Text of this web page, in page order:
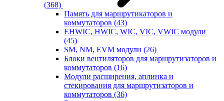
(368)
Память для маршрутикаторов и
коммутаторов (43)
EHWIC, HWIC, WIC, VIC, VWIC модули
(45)
SM, NM, EVM модули (26)
Блоки вентиляторов для маршрутизаторов и
коммутаторов (16)
Модули расширения, аплинка и
стекирования для маршрутизаторов и
коммутаторов (36)